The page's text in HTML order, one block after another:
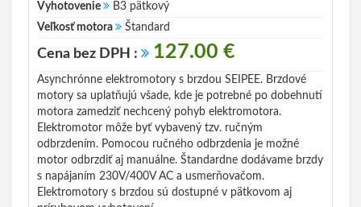
Vyhotovenie
B3 pätkový
Veľkosť motora
Štandard
Cena bez DPH : 127.00 €
Asynchrónne elektromotory s brzdou SEIPEE. Brzdové
motory sa uplatňujú všade, kde je potrebné po dobehnutí
motora zamedziť nechcený pohyb elektromotora.
Elektromotor môže byť vybavený tzv. ručným
odbrzdením. Pomocou ručného odbrzdenia je možné
motor odbrzdiť aj manuálne. Štandardne dodávame brzdy
s napájaním 230V/400V AC a usmerňovačom.
Elektromotory s brzdou sú dostupné v pätkovom aj